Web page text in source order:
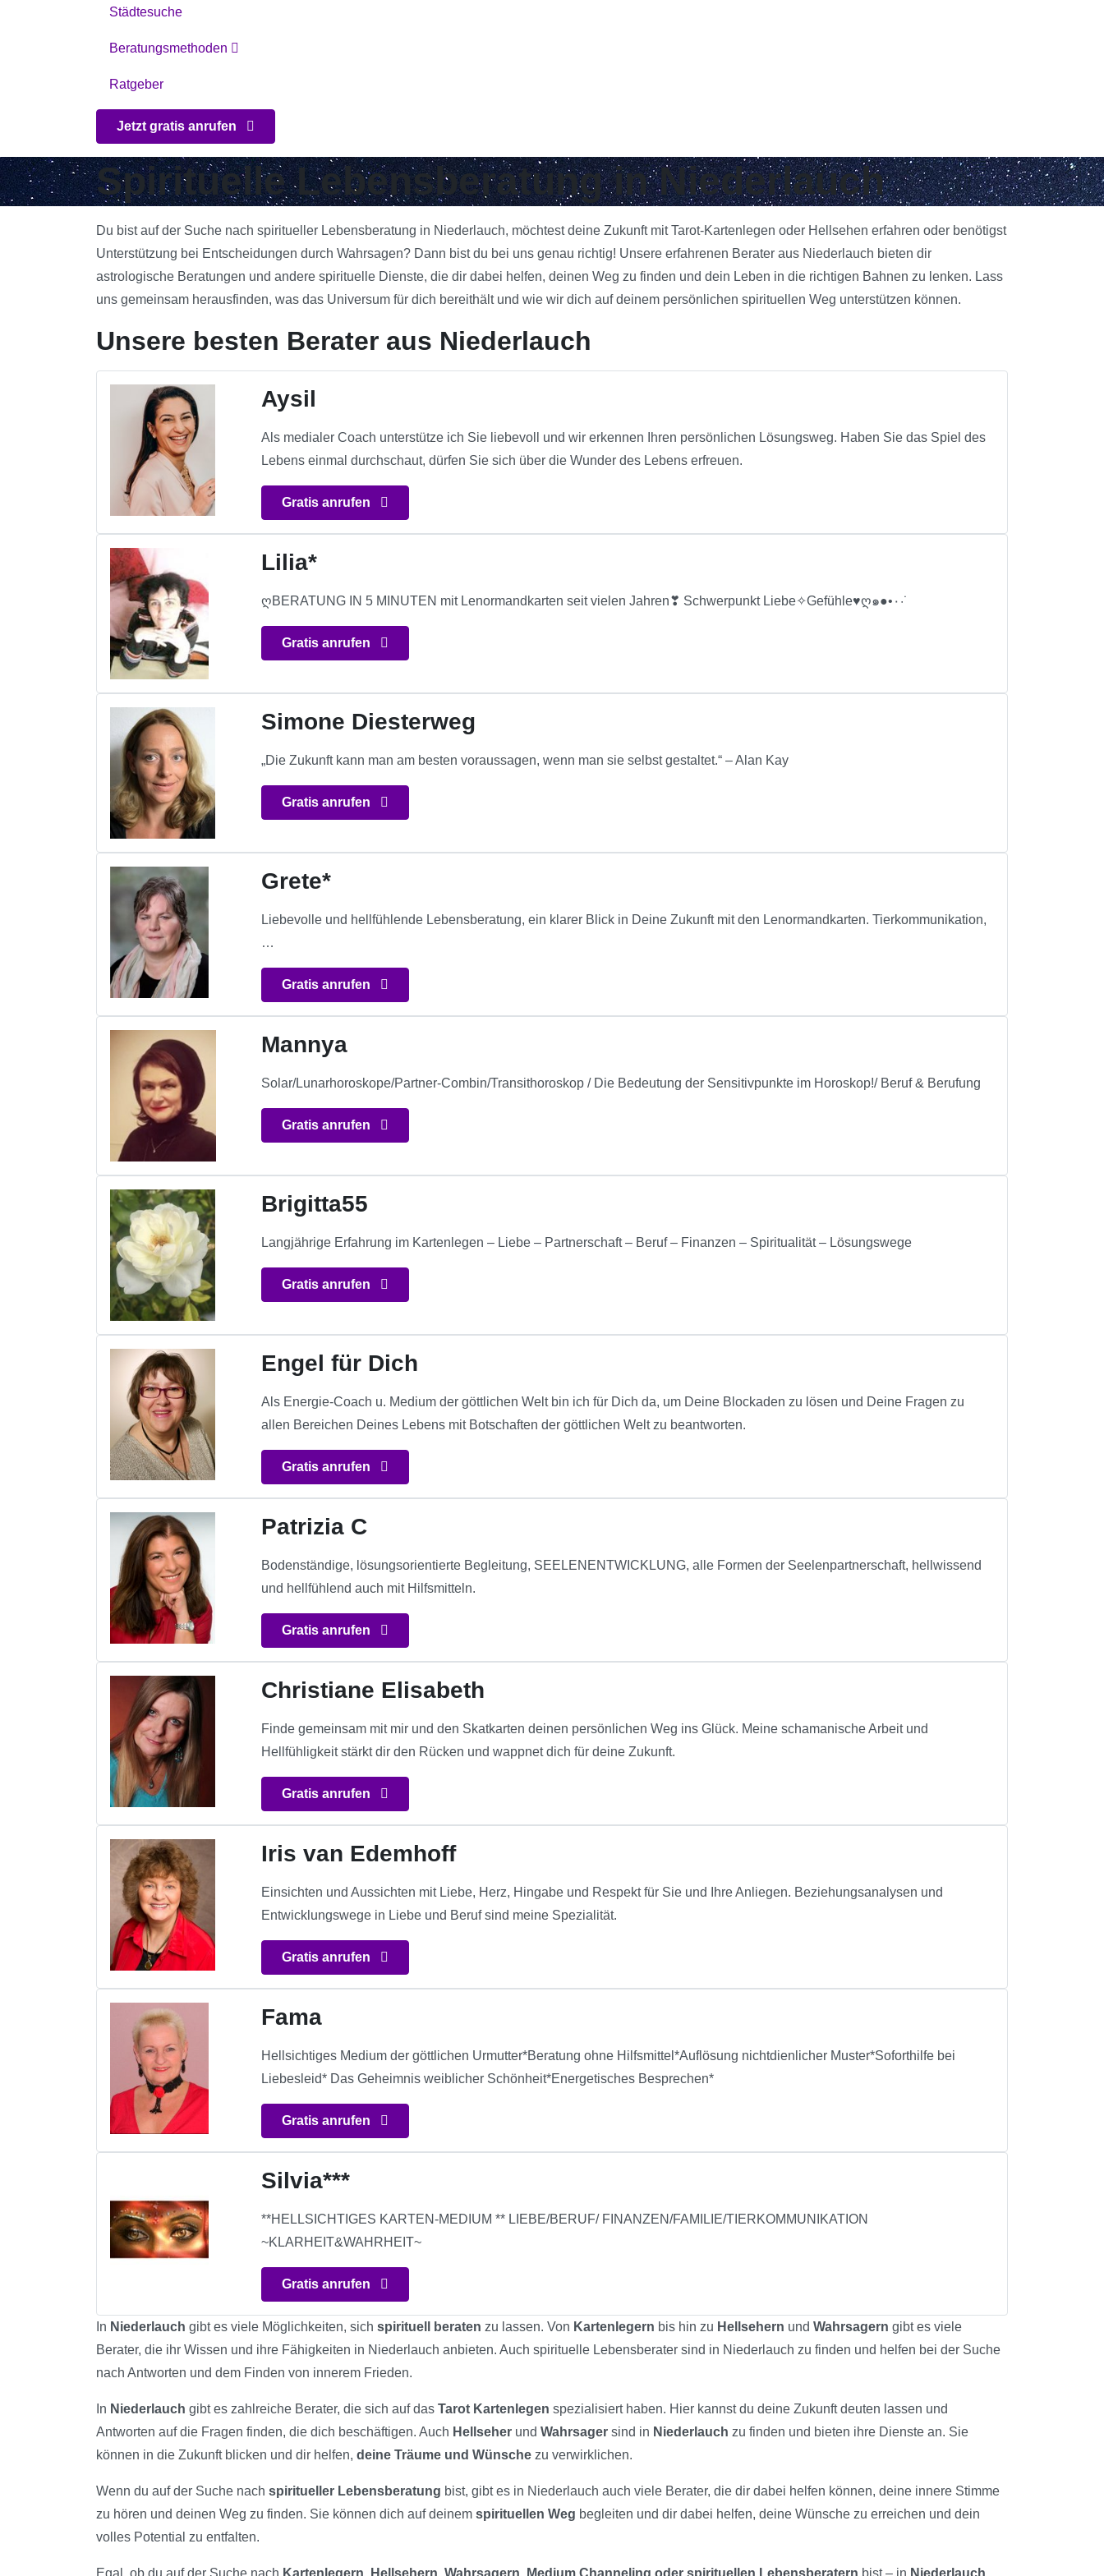
Städtesuche
Beratungsmethoden
Ratgeber
Jetzt gratis anrufen
Spirituelle Lebensberatung in Niederlauch
Du bist auf der Suche nach spiritueller Lebensberatung in Niederlauch, möchtest deine Zukunft mit Tarot-Kartenlegen oder Hellsehen erfahren oder benötigst
Unterstützung bei Entscheidungen durch Wahrsagen? Dann bist du bei uns genau richtig! Unsere erfahrenen Berater aus Niederlauch bieten dir
astrologische Beratungen und andere spirituelle Dienste, die dir dabei helfen, deinen Weg zu finden und dein Leben in die richtigen Bahnen zu lenken. Lass
uns gemeinsam herausfinden, was das Universum für dich bereithält und wie wir dich auf deinem persönlichen spirituellen Weg unterstützen können.
Unsere besten Berater aus Niederlauch
Aysil
Als medialer Coach unterstütze ich Sie liebevoll und wir erkennen Ihren persönlichen Lösungsweg. Haben Sie das Spiel des
Lebens einmal durchschaut, dürfen Sie sich über die Wunder des Lebens erfreuen.
Gratis anrufen
Lilia*
ღBERATUNG IN 5 MINUTEN mit Lenormandkarten seit vielen Jahren❣ Schwerpunkt Liebe✧Gefühle♥ღ๑●•٠·˙
Gratis anrufen
Simone Diesterweg
„Die Zukunft kann man am besten voraussagen, wenn man sie selbst gestaltet.“ – Alan Kay
Gratis anrufen
Grete*
Liebevolle und hellfühlende Lebensberatung, ein klarer Blick in Deine Zukunft mit den Lenormandkarten. Tierkommunikation,
…
Gratis anrufen
Mannya
Solar/Lunarhoroskope/Partner-Combin/Transithoroskop / Die Bedeutung der Sensitivpunkte im Horoskop!/ Beruf & Berufung
Gratis anrufen
Brigitta55
Langjährige Erfahrung im Kartenlegen – Liebe – Partnerschaft – Beruf – Finanzen – Spiritualität – Lösungswege
Gratis anrufen
Engel für Dich
Als Energie-Coach u. Medium der göttlichen Welt bin ich für Dich da, um Deine Blockaden zu lösen und Deine Fragen zu
allen Bereichen Deines Lebens mit Botschaften der göttlichen Welt zu beantworten.
Gratis anrufen
Patrizia C
Bodenständige, lösungsorientierte Begleitung, SEELENENTWICKLUNG, alle Formen der Seelenpartnerschaft, hellwissend
und hellfühlend auch mit Hilfsmitteln.
Gratis anrufen
Christiane Elisabeth
Finde gemeinsam mit mir und den Skatkarten deinen persönlichen Weg ins Glück. Meine schamanische Arbeit und
Hellfühligkeit stärkt dir den Rücken und wappnet dich für deine Zukunft.
Gratis anrufen
Iris van Edemhoff
Einsichten und Aussichten mit Liebe, Herz, Hingabe und Respekt für Sie und Ihre Anliegen. Beziehungsanalysen und
Entwicklungswege in Liebe und Beruf sind meine Spezialität.
Gratis anrufen
Fama
Hellsichtiges Medium der göttlichen Urmutter*Beratung ohne Hilfsmittel*Auflösung nichtdienlicher Muster*Soforthilfe bei
Liebesleid* Das Geheimnis weiblicher Schönheit*Energetisches Besprechen*
Gratis anrufen
Silvia***
**HELLSICHTIGES KARTEN-MEDIUM ** LIEBE/BERUF/ FINANZEN/FAMILIE/TIERKOMMUNIKATION
~KLARHEIT&WAHRHEIT~
Gratis anrufen
In Niederlauch gibt es viele Möglichkeiten, sich spirituell beraten zu lassen. Von Kartenlegern bis hin zu Hellsehern und Wahrsagern gibt es viele
Berater, die ihr Wissen und ihre Fähigkeiten in Niederlauch anbieten. Auch spirituelle Lebensberater sind in Niederlauch zu finden und helfen bei der Suche
nach Antworten und dem Finden von innerem Frieden.
In Niederlauch gibt es zahlreiche Berater, die sich auf das Tarot Kartenlegen spezialisiert haben. Hier kannst du deine Zukunft deuten lassen und
Antworten auf die Fragen finden, die dich beschäftigen. Auch Hellseher und Wahrsager sind in Niederlauch zu finden und bieten ihre Dienste an. Sie
können in die Zukunft blicken und dir helfen, deine Träume und Wünsche zu verwirklichen.
Wenn du auf der Suche nach spiritueller Lebensberatung bist, gibt es in Niederlauch auch viele Berater, die dir dabei helfen können, deine innere Stimme
zu hören und deinen Weg zu finden. Sie können dich auf deinem spirituellen Weg begleiten und dir dabei helfen, deine Wünsche zu erreichen und dein
volles Potential zu entfalten.
Egal, ob du auf der Suche nach Kartenlegern, Hellsehern, Wahrsagern, Medium Channeling oder spirituellen Lebensberatern bist – in Niederlauch